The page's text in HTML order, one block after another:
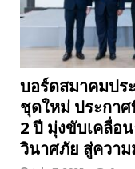
บอร์ดสมาคมปร
ชุดใหม่ ประกา
2 ปี มุ่งขับเคลื่อ
วินาศภัย สู่ควา